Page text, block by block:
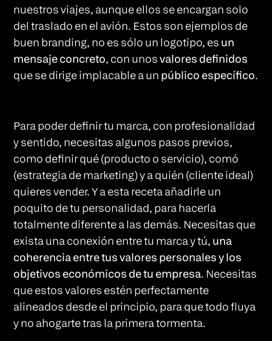
nuestros viajes, aunque ellos se encargan solo
del traslado en el avión. Estos son ejemplos de
buen branding, no es sólo un logotipo, es un
mensaje concreto, con unosvalores definidos
que se dirige implacable a un público específico.
Para poder definir tu marca, con profesionalidad
y sentido, necesitas algunos pasos previos,
como definir qué (producto o servicio), comó
(estrategia de marketing) y a quién (cliente ideal)
quieres vender. Y a esta receta añadirle un
poquito de tu personalidad, para hacerla
totalmente diferente a las demás. Necesitas que
exista una conexión entre tu marca y tú, una
coherencia entre tus valores personales y los
objetivos económicos de tu empresa. Necesitas
que estos valores estén perfectamente
alineados desde el principio, para que todo fluya
y no ahogarte tras la primera tormenta.